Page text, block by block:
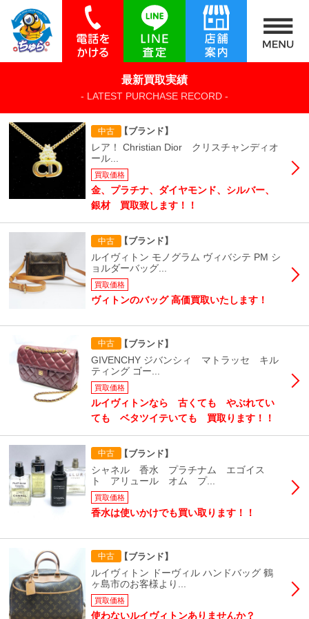
最新買取実績
- LATEST PURCHASE RECORD -
中古 【ブランド】
レア！ Christian Dior クリスチャンディオ
ール...
買取価格
金、プラチナ、ダイヤモンド、シルバー、
銀材 買取致します！！
中古 【ブランド】
ルイヴィトン モノグラム ヴィバシテ PM シ
ョルダーバッグ...
買取価格
ヴィトンのバッグ 高価買取いたします！
中古 【ブランド】
GIVENCHY ジバンシィ マトラッセ キル
ティング ゴー...
買取価格
ルイヴィトンなら 古くても やぶれてい
ても ベタツイテいても 買取ります！！
中古 【ブランド】
シャネル 香水 プラチナム エゴイス
ト アリュール オム プ...
買取価格
香水は使いかけでも買い取ります！！
中古 【ブランド】
ルイヴィトン ドーヴィル ハンドバッグ 鶴
ヶ島市のお客様より...
買取価格
使わないルイヴィトンありませんか？